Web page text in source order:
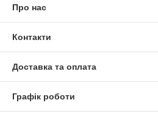
Про нас
Контакти
Доставка та оплата
Графік роботи